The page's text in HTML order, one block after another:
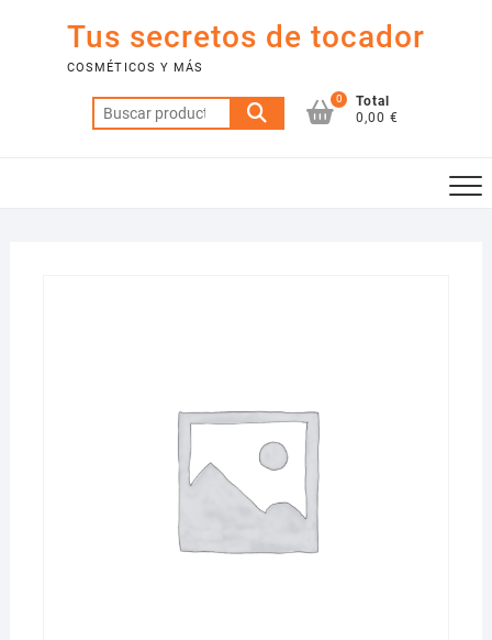
contenido
Tus secretos de tocador
COSMÉTICOS Y MÁS
Buscar
por:
0
Total
0,00 €